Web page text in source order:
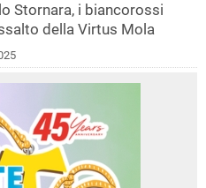
Stornara, i biancorossi
della Virtus Mola